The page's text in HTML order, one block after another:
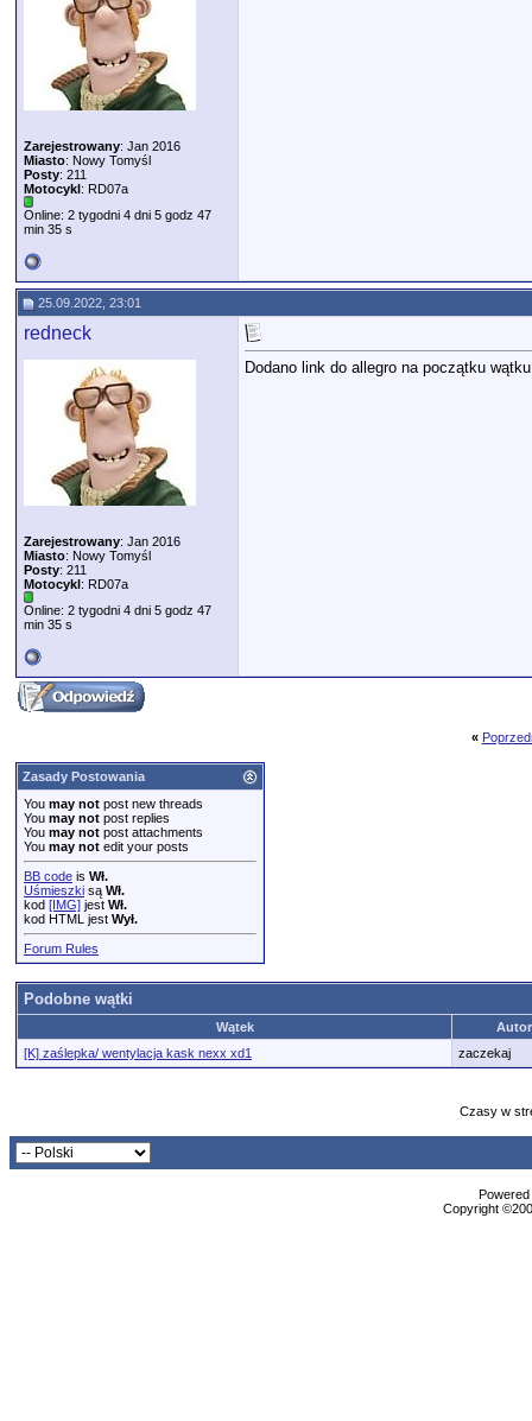
Zarejestrowany: Jan 2016
Miasto: Nowy Tomyśl
Posty: 211
Motocykl: RD07a
Online: 2 tygodni 4 dni 5 godz 47
min 35 s
25.09.2022, 23:01
redneck
Zarejestrowany: Jan 2016
Miasto: Nowy Tomyśl
Posty: 211
Motocykl: RD07a
Online: 2 tygodni 4 dni 5 godz 47
min 35 s
Dodano link do allegro na początku
«
Zasady Postowania
You may not post new threads
You may not post replies
You may not post attachments
You may not edit your posts
BB code is Wł.
Uśmieszki są Wł.
kod [IMG] jest Wł.
kod HTML jest Wył.
Forum Rules
Podobne wątki
Wątek
[K] zaślepka/ wentylacja kask nexx xd1
zaczekaj
Czasy w
Copyright